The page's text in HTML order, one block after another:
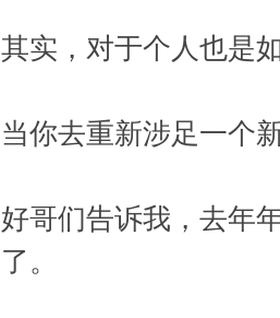
其实，对于个人也是
当你去重新涉足一个
好哥们告诉我，去年
了。